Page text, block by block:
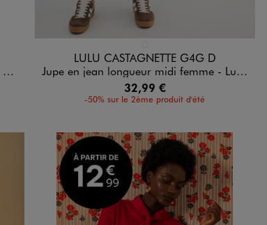
LULU CASTAGNETTE G4G D
Jupe en jean longueur midi femme - LuluCastagnette
32,99 €
-50% sur le 2ème produit d'été